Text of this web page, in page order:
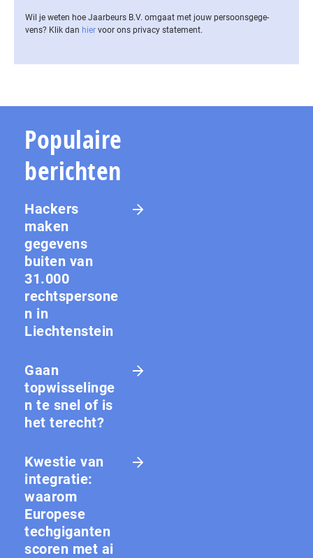
Wil je weten hoe Jaarbeurs B.V. omgaat met jouw per­soons­ge­ge­
vens? Klik dan hier voor ons privacy statement.
Populaire
berichten
Hackers
maken
gegevens
buiten van
31.000
rechtspersone
n in
Liechtenstein
Gaan
topwisselinge
n te snel of is
het terecht?
Kwestie van
integratie:
waarom
Europese
techgiganten
scoren met ai